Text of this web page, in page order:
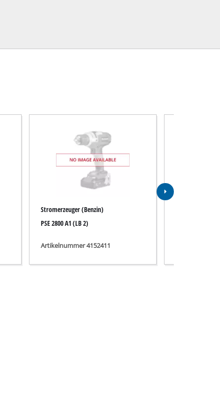
Stromerzeuger (Benzin)
PSE 2800 A1 (LB 2)
Artikelnummer 4152411